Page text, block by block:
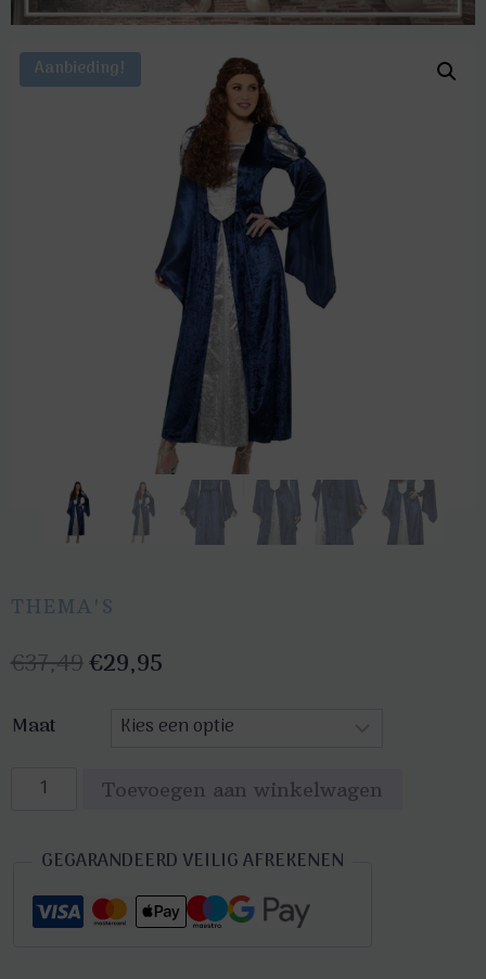
Aanbieding!
THEMA'S
€37,49Oorspronkelijke
was:
€37,49.
€29,95Huidige
is:
Maat
Middeleeuwse
blauw
aantal
Toevoegen aan winkelwagen
GEGARANDEERD VEILIG AFREKENEN